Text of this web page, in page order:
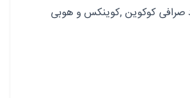
صرافی کوکوین ,کوینکس و هوبی